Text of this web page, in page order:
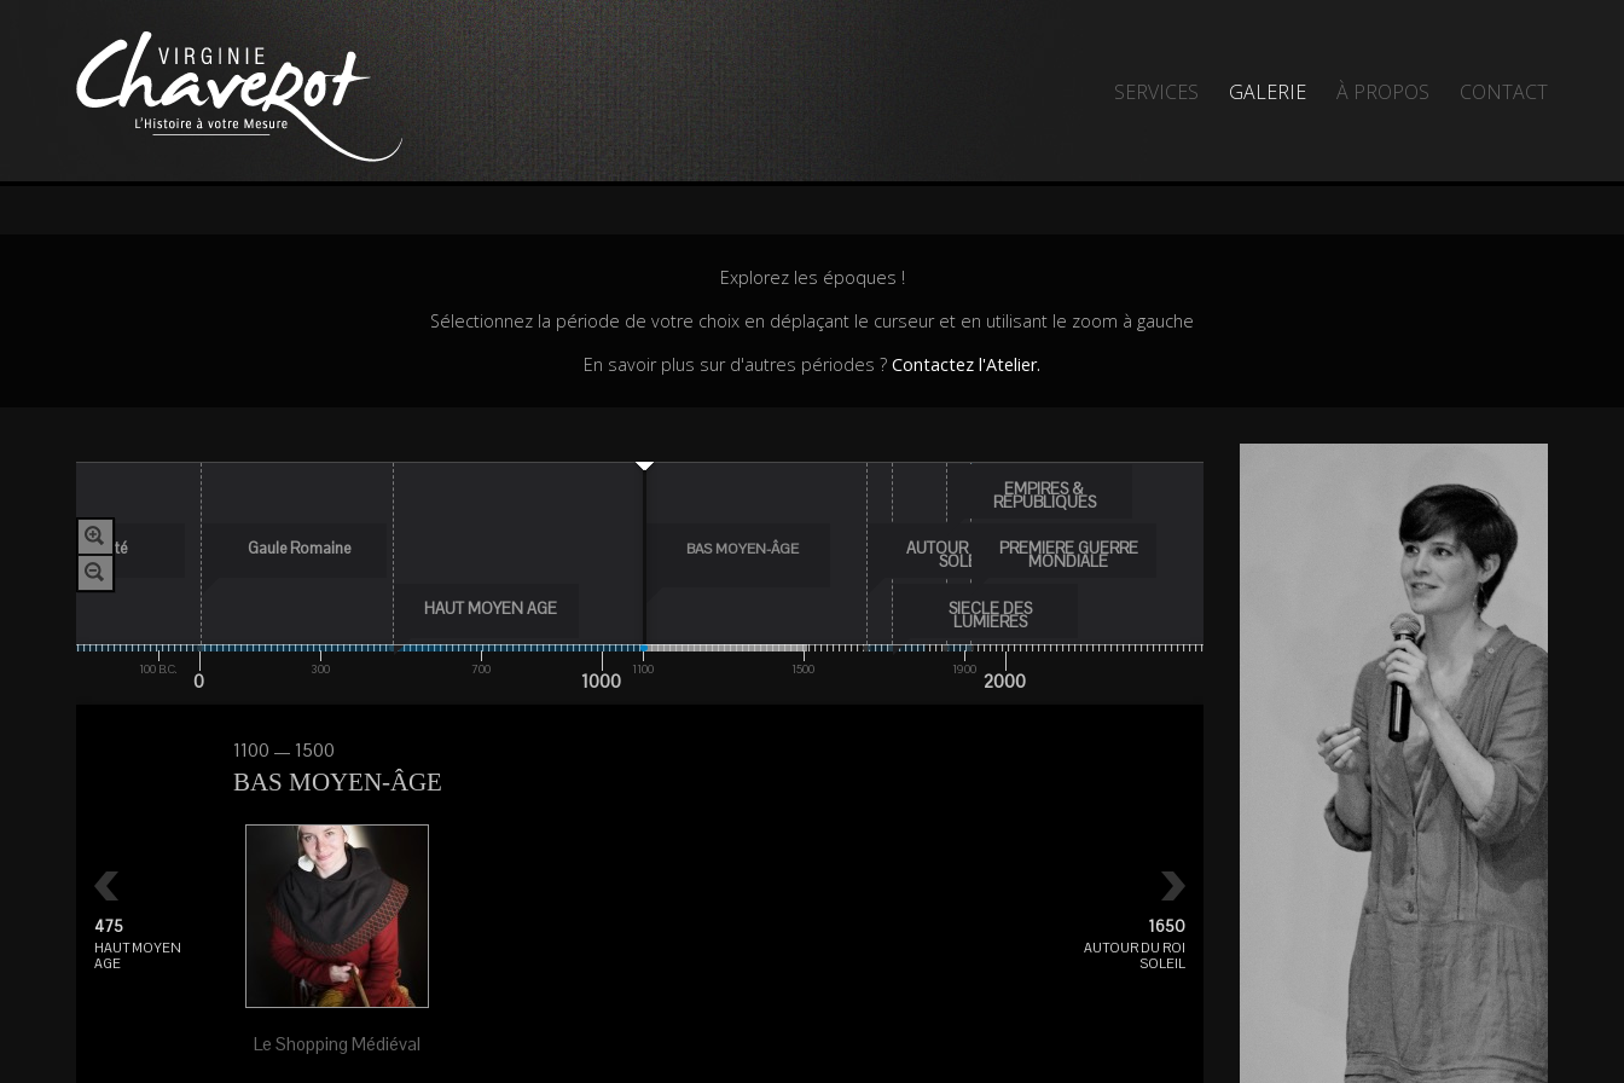
SERVICES GALERIE À PROPOS CONTACT
Explorez les époques !
Sélectionnez la période de votre choix en déplaçant le curseur et en utilisant le zoom à gauche
En savoir plus sur d'autres périodes ? Contactez l'Atelier.
1100 — 1500
BAS MOYEN-ÂGE
Le Shopping Médiéval
1650 — 1715
AUTOUR DU ROI
Indiennes : Voyage au bout
1650
AUTOUR DU ROI
SOLEIL
475
HAUT MOYEN
AGE
Antiquité Gaule Romaine
HAUT MOYEN AGE
BAS MOYEN-ÂGE AUTOUR DU ROI
SOLEIL
SIECLE DES
LUMIERES
EMPIRES &
REPUBLIQUES
PREMIERE GUERRE
MONDIALE
0 1000 2000 3000
100 B.C. 300 700 1100 1500 1900